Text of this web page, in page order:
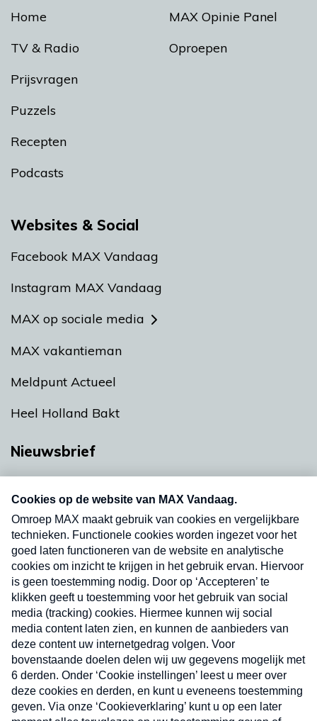
Home
TV & Radio
Prijsvragen
Puzzels
Recepten
Podcasts
MAX Opinie Panel
Oproepen
Websites & Social
Facebook MAX Vandaag
Instagram MAX Vandaag
MAX op sociale media
MAX vakantieman
Meldpunt Actueel
Heel Holland Bakt
Nieuwsbrief
nieuwsbrief. Elke vrijdag- en dinsdagochtend in
uw mailbox.
Verzend
Nieuwsbrief
Neem hier een gratis abonnement op onze